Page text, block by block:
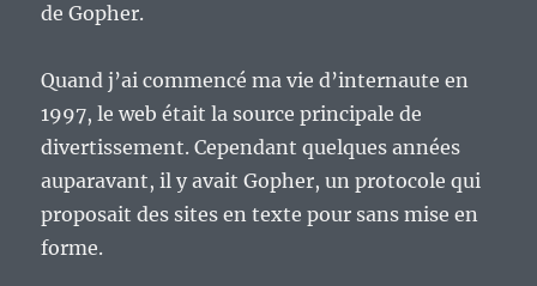
de Gopher.
Quand j’ai commencé ma vie d’internaute en
1997, le web était la source principale de
divertissement. Cependant quelques années
auparavant, il y avait Gopher, un protocole qui
proposait des sites en texte pour sans mise en
forme.